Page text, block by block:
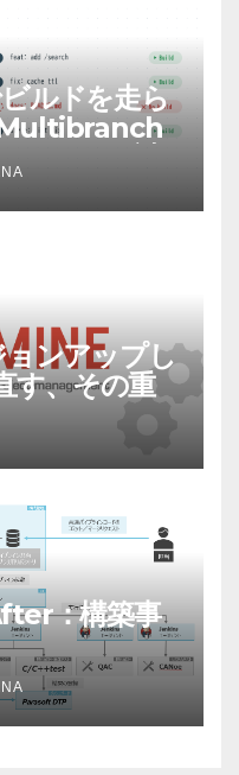
ルドを走ら
を試
ンアップし
す、その重
：構築事